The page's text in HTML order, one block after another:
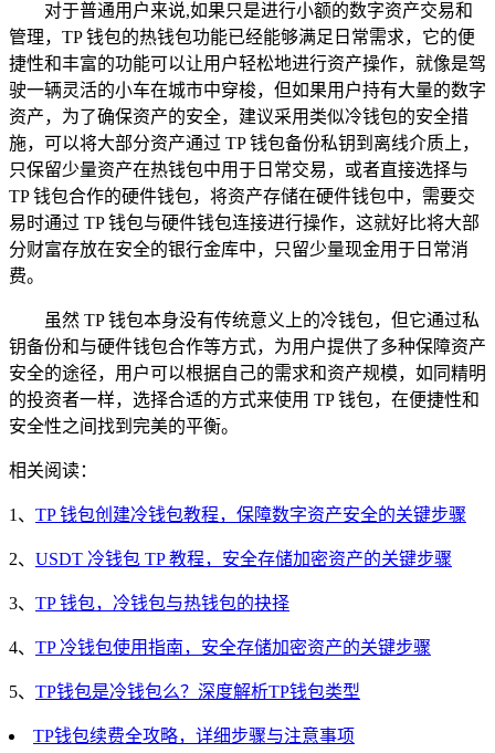
对于普通用户来说,如果只是进行小额的数字资产交易和
管理，TP 钱包的热钱包功能已经能够满足日常需求，它的便
捷性和丰富的功能可以让用户轻松地进行资产操作，就像是驾
驶一辆灵活的小车在城市中穿梭，但如果用户持有大量的数字
资产，为了确保资产的安全，建议采用类似冷钱包的安全措
施，可以将大部分资产通过 TP 钱包备份私钥到离线介质上，
只保留少量资产在热钱包中用于日常交易，或者直接选择与
TP 钱包合作的硬件钱包，将资产存储在硬件钱包中，需要交
易时通过 TP 钱包与硬件钱包连接进行操作，这就好比将大部
分财富存放在安全的银行金库中，只留少量现金用于日常消
费。
虽然 TP 钱包本身没有传统意义上的冷钱包，但它通过私
钥备份和与硬件钱包合作等方式，为用户提供了多种保障资产
安全的途径，用户可以根据自己的需求和资产规模，如同精明
的投资者一样，选择合适的方式来使用 TP 钱包，在便捷性和
安全性之间找到完美的平衡。
相关阅读：
1、 TP 钱包创建冷钱包教程，保障数字资产安全的关键步骤
2、 USDT 冷钱包 TP 教程，安全存储加密资产的关键步骤
3、 TP 钱包，冷钱包与热钱包的抉择
4、 TP 冷钱包使用指南，安全存储加密资产的关键步骤
5、 TP钱包是冷钱包么？深度解析TP钱包类型
TP钱包续费全攻略，详细步骤与注意事项